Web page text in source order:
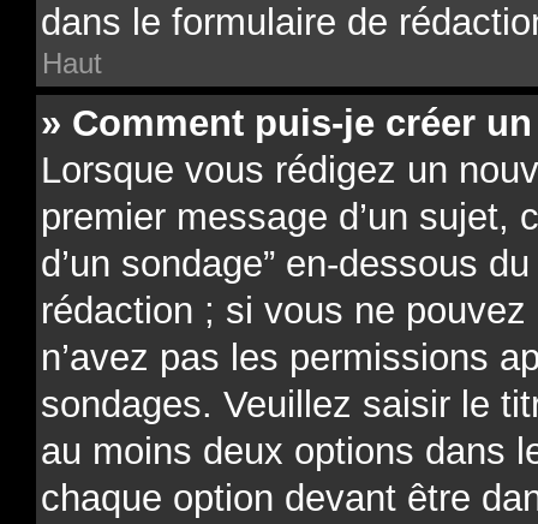
dans le formulaire de
Haut
» Comment puis-je créer
Lorsque vous rédigez un
premier message d’un sujet,
d’un sondage” en-dessous
rédaction ; si vous ne
n’avez pas les permissions
sondages. Veuillez saisir le
au moins deux options dans
chaque option devant être